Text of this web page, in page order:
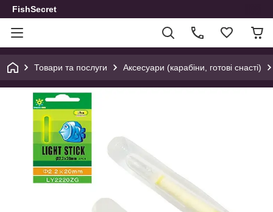
FishSecret
Товари та послуги Аксесуари (карабіни, готові снасті)